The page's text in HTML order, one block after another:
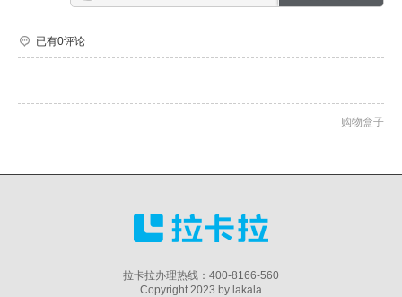
已有0评论
购物盒子
拉卡拉办理热线：400-8166-560
Copyright 2023 by lakala